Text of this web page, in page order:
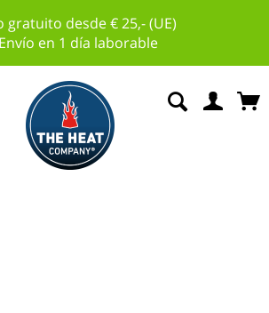
gratuito desde € 25,- (UE)
en 1 día laborable